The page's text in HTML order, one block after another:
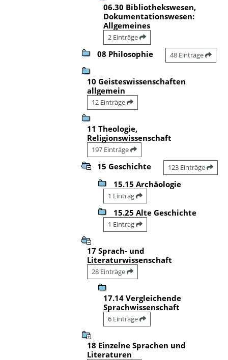
06.30 Bibliothekswesen,
Dokumentationswesen:
Allgemeines
2 Einträge
08 Philosophie 48 Einträge
10 Geisteswissenschaften
allgemein
12 Einträge
11 Theologie,
Religionswissenschaft
197 Einträge
15 Geschichte 123 Einträge
15.15 Archäologie
1 Eintrag
15.25 Alte Geschichte
1 Eintrag
17 Sprach- und
Literaturwissenschaft
28 Einträge
17.14 Vergleichende
Sprachwissenschaft
6 Einträge
18 Einzelne Sprachen und
Literaturen